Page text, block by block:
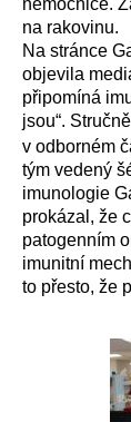
nemocnice.
na rakovinu.
Na stránce
objevila
připomíná
jsou“.
v odborném
tým vedený
imunologie
prokázal, že
patogenním
imunitní
to přesto, že